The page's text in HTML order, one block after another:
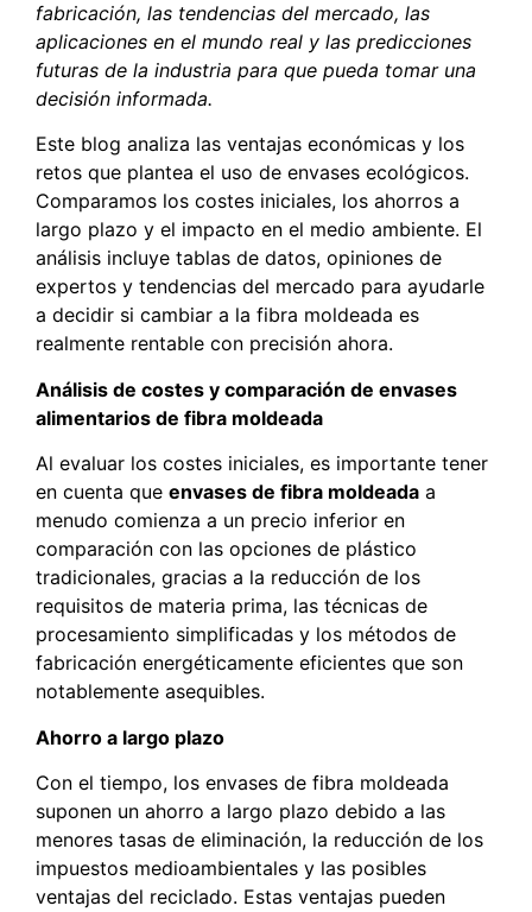
fabricación, las tendencias del mercado, las
aplicaciones en el mundo real y las predicciones
futuras de la industria para que pueda tomar una
decisión informada.
Este blog analiza las ventajas económicas y los
retos que plantea el uso de envases ecológicos.
Comparamos los costes iniciales, los ahorros a
largo plazo y el impacto en el medio ambiente. El
análisis incluye tablas de datos, opiniones de
expertos y tendencias del mercado para ayudarle
a decidir si cambiar a la fibra moldeada es
realmente rentable con precisión ahora.
Análisis de costes y comparación de envases
alimentarios de fibra moldeada
Al evaluar los costes iniciales, es importante tener
en cuenta que envases de fibra moldeada a
menudo comienza a un precio inferior en
comparación con las opciones de plástico
tradicionales, gracias a la reducción de los
requisitos de materia prima, las técnicas de
procesamiento simplificadas y los métodos de
fabricación energéticamente eficientes que son
notablemente asequibles.
Ahorro a largo plazo
Con el tiempo, los envases de fibra moldeada
suponen un ahorro a largo plazo debido a las
menores tasas de eliminación, la reducción de los
impuestos medioambientales y las posibles
ventajas del reciclado. Estas ventajas pueden